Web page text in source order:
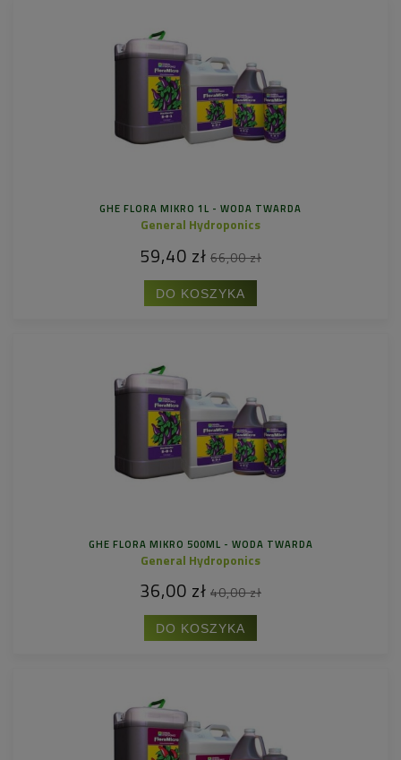
GHE FLORA MIKRO 1L - WODA TWARDA
General Hydroponics
59,40 zł 66,00 zł
DO KOSZYKA
GHE FLORA MIKRO 500ML - WODA TWARDA
General Hydroponics
36,00 zł 40,00 zł
DO KOSZYKA